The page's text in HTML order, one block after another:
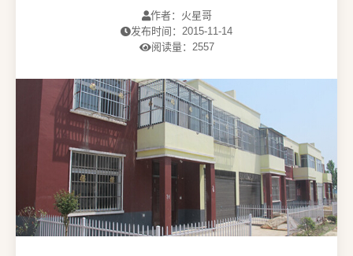
作者：火星哥
发布时间：2015-11-14
阅读量：2557